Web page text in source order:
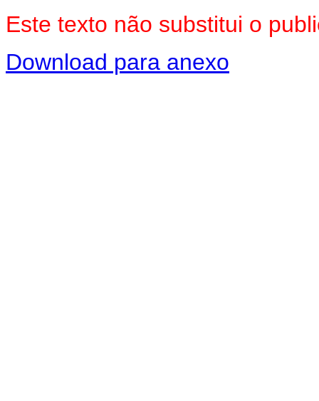
Este texto não substitui o
Download para anexo